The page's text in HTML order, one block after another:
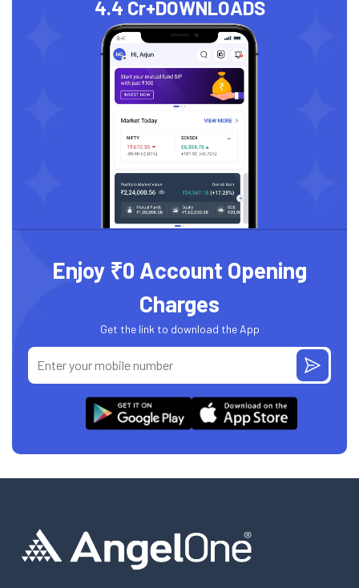
4.4 Cr+DOWNLOADS
Enjoy ₹0 Account Opening
Charges
Get the link to download the App